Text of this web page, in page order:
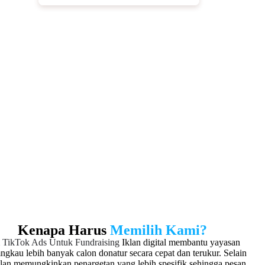
Kenapa HarusMemilih Kami?
TikTok Ads Untuk Fundraising Iklan digital membantu yayasan
lebih banyak calon donatur secara cepat dan terukur. Selain